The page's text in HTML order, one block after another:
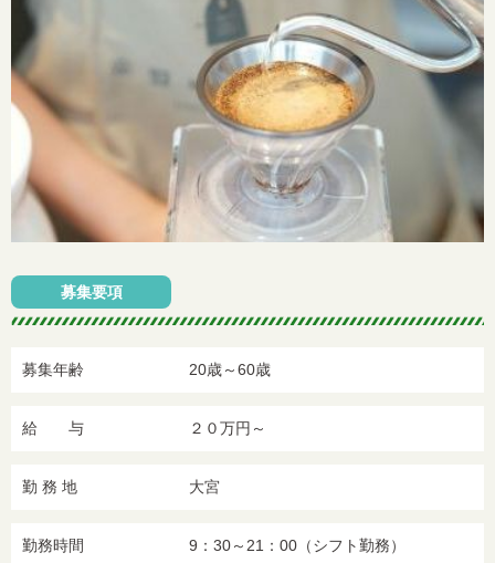
募集要項
募集年齢 20歳～60歳
給 与 ２０万円～
勤 務 地 大宮
勤務時間 9：30～21：00（シフト勤務）